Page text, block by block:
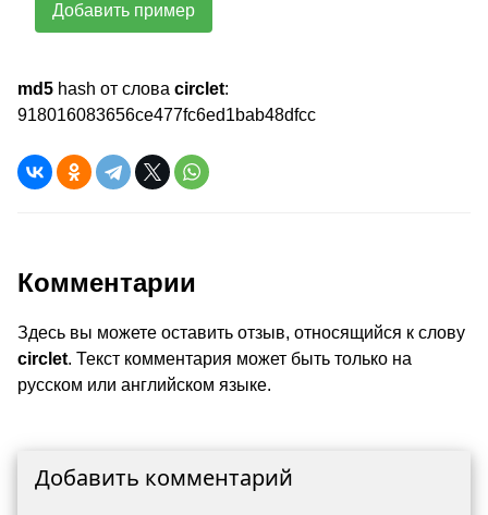
Добавить пример
md5 hash от слова circlet:
918016083656ce477fc6ed1bab48dfcc
Комментарии
Здесь вы можете оставить отзыв, относящийся к слову
circlet. Текст комментария может быть только на
русском или английском языке.
Добавить комментарий